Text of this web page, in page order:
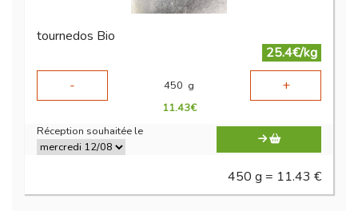
tournedos Bio
25.4€/kg
-
450 g +
11.43€
Réception souhaitée le
450 g = 11.43 €